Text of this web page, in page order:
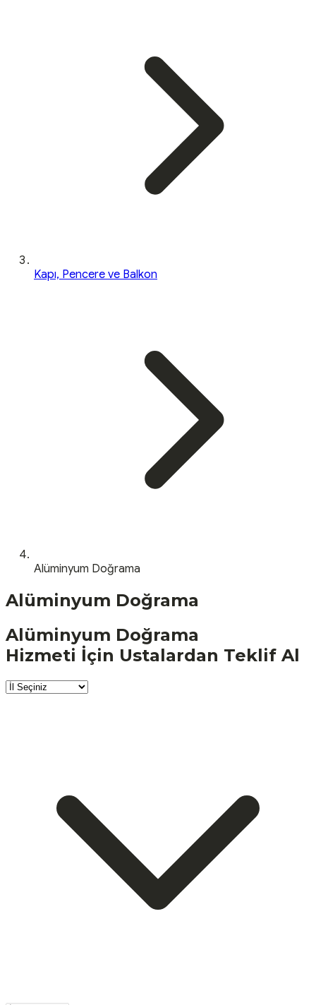
Kapı, Pencere ve Balkon
Alüminyum Doğrama
Alüminyum Doğrama
Alüminyum Doğrama
Hizmeti İçin Ustalardan Teklif Al